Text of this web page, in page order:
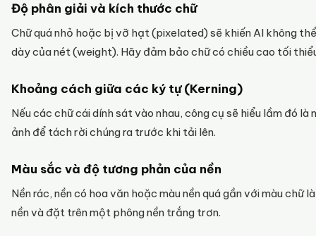
Độ phân giải và kích thước chữ
Chữ quá nhỏ hoặc bị vỡ hạt (pixelated) sẽ khiến AI không
dày của nét (weight). Hãy đảm bảo chữ có chiều cao tối
Khoảng cách giữa các ký tự (Kerning)
Nếu các chữ cái dính sát vào nhau, công cụ sẽ hiểu lầm đó
ảnh để tách rời chúng ra trước khi tải lên.
Màu sắc và độ tương phản của nền
Nền rác, nền có hoa văn hoặc màu nền quá gần với màu
nền và đặt trên một phông nền trắng trơn.